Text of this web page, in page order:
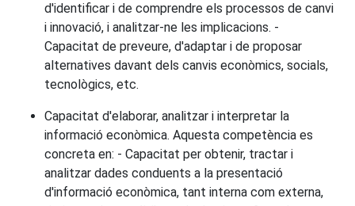
d'identificar i de comprendre els processos de canvi
i innovació, i analitzar-ne les implicacions. -
Capacitat de preveure, d'adaptar i de proposar
alternatives davant dels canvis econòmics, socials,
tecnològics, etc.
Capacitat d'elaborar, analitzar i interpretar la
informació econòmica. Aquesta competència es
concreta en: - Capacitat per obtenir, tractar i
analitzar dades conduents a la presentació
d'informació econòmica, tant interna com externa,